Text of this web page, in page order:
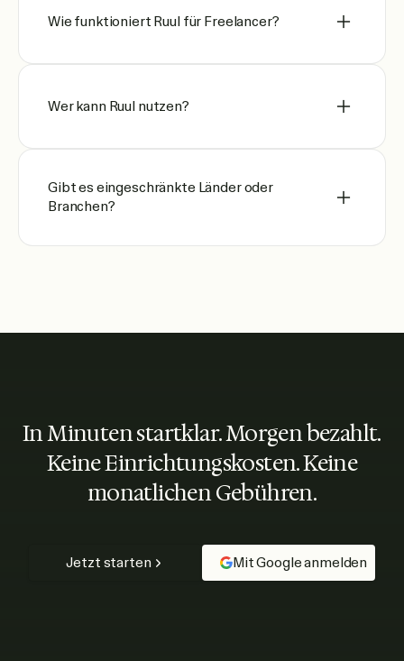
Wie funktioniert Ruul für Freelancer?
Wer kann Ruul nutzen?
Gibt es eingeschränkte Länder oder
Branchen?
In Minuten startklar. Morgen bezahlt.
Keine Einrichtungskosten. Keine
monatlichen Gebühren.
Jetzt starten Mit Google anmelden